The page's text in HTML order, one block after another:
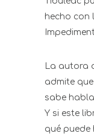
hecho con
La autora
admite
sabe
Y si este
qué puede